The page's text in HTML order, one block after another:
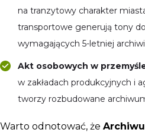
na tranzytowy charakter
transportowe generują tony
wymagających 5-letniej
Akt osobowych w
w zakładach produkcyjnych i
tworzy rozbudowane
Warto odnotować, że